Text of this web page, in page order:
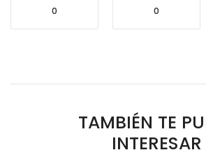
0 0
TAMBIÉN TE
INTERESAR